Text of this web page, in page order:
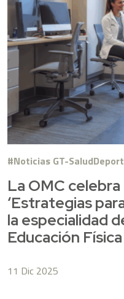
Noticias GT-
La OMC celebra
‘Estrategias
la especialidad
Educación
11 Dic 2025